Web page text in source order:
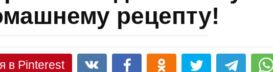
рецепту!
в Pinterest